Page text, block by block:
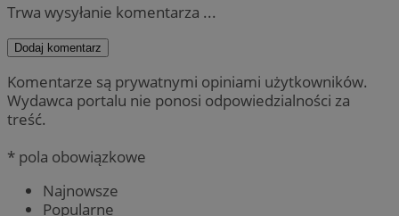
Trwa wysyłanie komentarza ...
Dodaj komentarz
Komentarze są prywatnymi opiniami użytkowników.
Wydawca portalu nie ponosi odpowiedzialności za
treść.
* pola obowiązkowe
Najnowsze
Popularne